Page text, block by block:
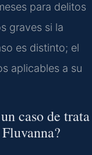
para delitos
graves si la
es distinto; el
aplicables a su
caso de trata